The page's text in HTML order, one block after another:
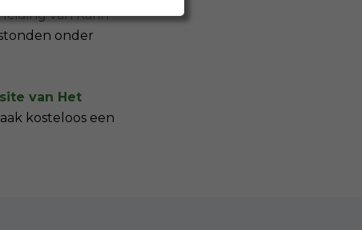
van Karin
onder
van Het
kosteloos een